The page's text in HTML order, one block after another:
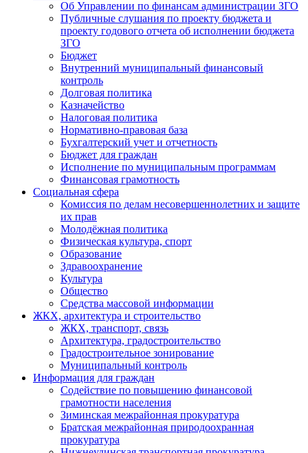
Об Управлении по финансам администрации ЗГО
Публичные слушания по проекту бюджета и
проекту годового отчета об исполнении бюджета
ЗГО
Бюджет
Внутренний муниципальный финансовый
контроль
Долговая политика
Казначейство
Налоговая политика
Нормативно-правовая база
Бухгалтерский учет и отчетность
Бюджет для граждан
Исполнение по муниципальным программам
Финансовая грамотность
Социальная сфера
Комиссия по делам несовершеннолетних и защите
их прав
Молодёжная политика
Физическая культура, спорт
Образование
Здравоохранение
Культура
Общество
Средства массовой информации
ЖКХ, архитектура и строительство
ЖКХ, транспорт, связь
Архитектура, градостроительство
Градостроительное зонирование
Муниципальный контроль
Информация для граждан
Содействие по повышению финансовой
грамотности населения
Зиминская межрайонная прокуратура
Братская межрайонная природоохранная
прокуратура